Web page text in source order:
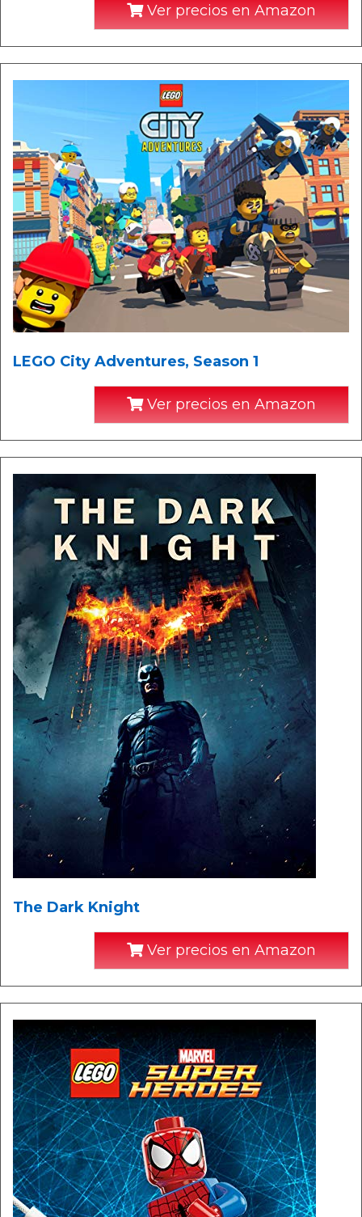
Ver precios en Amazon
LEGO City Adventures, Season 1
Ver precios en Amazon
The Dark Knight
Ver precios en Amazon